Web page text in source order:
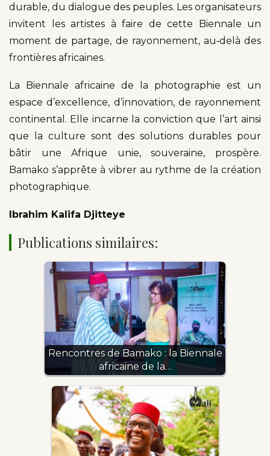
durable, du dialogue des peuples. Les organisateurs
invitent les artistes à faire de cette Biennale un
moment de partage, de rayonnement, au‑delà des
frontières africaines.
La Biennale africaine de la photographie est un
espace d’excellence, d’innovation, de rayonnement
continental. Elle incarne la conviction que l’art ainsi
que la culture sont des solutions durables pour
bâtir une Afrique unie, souveraine, prospère.
Bamako s’apprête à vibrer au rythme de la création
photographique.
Ibrahim Kalifa Djitteye
Publications similaires:
Rencontres de Bamako : la Biennale
africaine de la…